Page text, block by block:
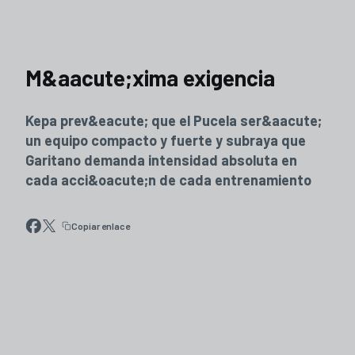
M&aacute;xima exigencia
Kepa prev&eacute; que el Pucela ser&aacute;
un equipo compacto y fuerte y subraya que
Garitano demanda intensidad absoluta en
cada acci&oacute;n de cada entrenamiento
Copiar enlace